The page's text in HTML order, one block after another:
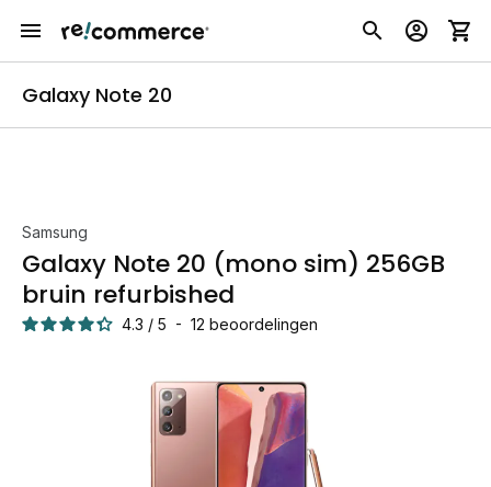
Galaxy Note 20
Samsung
Galaxy Note 20 (mono sim) 256GB
bruin refurbished
4.3 / 5 - 12 beoordelingen